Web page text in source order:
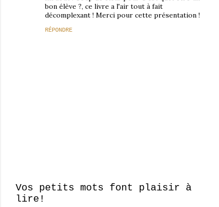
bon élève ?, ce livre a l'air tout à fait
décomplexant ! Merci pour cette présentation !
RÉPONDRE
E
Vos petits mots font plaisir à
lire!